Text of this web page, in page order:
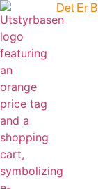
Det Er